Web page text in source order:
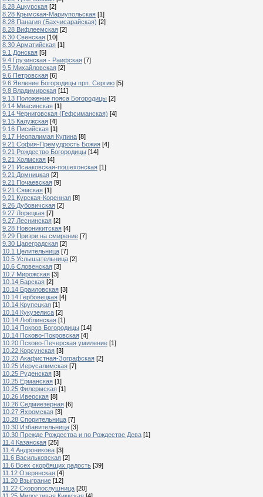
8.28 Ацкурская [2]
8.28 Крымская-Мариупольская [1]
8.28 Панагия (Бахчисарайская) [2]
8.28 Вифлеемская [2]
8.30 Свенская [10]
8.30 Арматийская [1]
9.1 Донская [5]
9.4 Грузинская - Раифская [7]
9.5 Михайловская [2]
9.6 Петровская [6]
9.6 Явление Богородицы прп. Сергию [5]
9.8 Владимирская [11]
9.13 Положение пояса Богородицы [2]
9.14 Миасинская [1]
9.14 Черниговская (Гефсиманская) [4]
9.15 Калужская [4]
9.16 Писийская [1]
9.17 Неопалимая Купина [8]
9.21 София-Премудрость Божия [4]
9.21 Рождество Богородицы [14]
9.21 Холмская [4]
9.21 Исааковская-пошехонская [1]
9.21 Домницкая [2]
9.21 Почаевская [9]
9.21 Сямская [1]
9.21 Курская-Коренная [8]
9.26 Дубовичская [2]
9.27 Лорецкая [7]
9.27 Леснинская [2]
9.28 Новоникитская [4]
9.29 Призри на смирение [7]
9.30 Цареградская [2]
10.1 Целительница [7]
10.5 Услышательница [2]
10.6 Словенская [3]
10.7 Мирожская [3]
10.14 Барская [2]
10.14 Браиловская [3]
10.14 Гербовецкая [4]
10.14 Крупецкая [1]
10.14 Кукузелиса [2]
10.14 Люблинская [1]
10.14 Покров Богородицы [14]
10.14 Псково-Покровская [4]
10.20 Псково-Печерская умиление [1]
10.22 Корсунская [3]
10.23 Акафистная-Зографская [2]
10.25 Иерусалимская [7]
10.25 Руденская [3]
10.25 Ерманская [1]
10.25 Филермская [1]
10.26 Иверская [8]
10.26 Седмиезерная [6]
10.27 Яхромская [3]
10.28 Спорительница [7]
10.30 Избавительница [3]
10.30 Прежде Рождества и по Рождестве Дева [1]
11.4 Казанская [25]
11.4 Андроникова [3]
11.6 Васильковская [2]
11.6 Всех скорбящих радость [39]
11.12 Озерянская [4]
11.20 Взыграние [12]
11.22 Скоропослушница [20]